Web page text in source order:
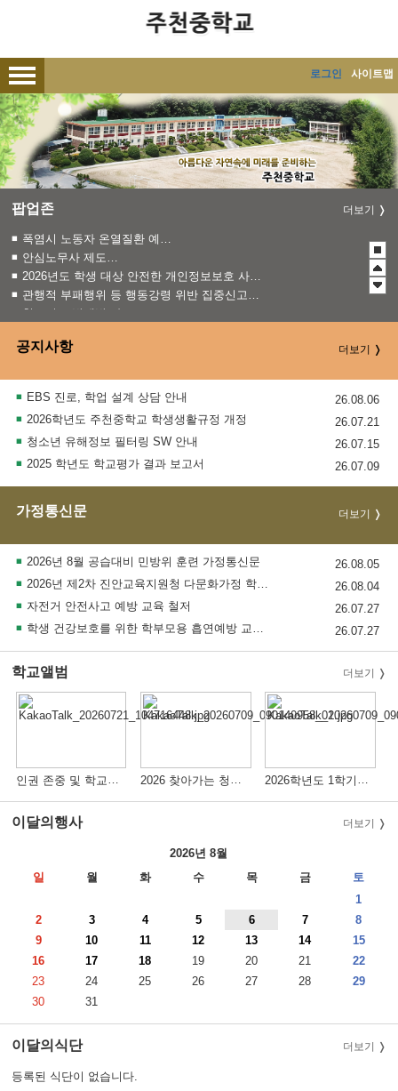
로그인 사이트맵
팝업존 더보기
청소년 도박예방 카드뉴스
관행적 부패행위 등 행동강령 위반 집중신고기간 운영
2026년도 학생 대상 안전한 개인정보보호 사례 공모전
안심노무사 제도 홍보
폭염시 노동자 온열질환 예방수칙
공지사항 더보기
EBS 진로, 학업 설계 상담 안내
26.08.06
2026학년도 주천중학교 학생생활규정 개정
26.07.21
청소년 유해정보 필터링 SW 안내
26.07.15
2025 학년도 학교평가 결과 보고서
26.07.09
가정통신문 더보기
2026년 8월 공습대비 민방위 훈련 가정통신문
26.08.05
2026년 제2차 진안교육지원청 다문화가정 학부모연수 안내
26.08.04
자전거 안전사고 예방 교육 철저
26.07.27
학생 건강보호를 위한 학부모용 흡연예방 교육자료 배포 및 활용(7월
26.07.27
학교앨범 더보기
인권 존중 및 학교폭력예방을 위한 전교생 생일찾아주기 행사 2026 찾아가는 청소년 진로체험 프로그램 교과융합수업 2026학년도 1학기 2차시험 자유학기 활동(1~3일차)
이달의행사 더보기
2026년 8월
일
월 화 수 목 금
토
1
2
3 4 5 6 7
8
9
10 11 12 13 14
15
16
17 18 19 20 21
22
23
24 25 26 27 28
29
30
31
이달의식단 더보기
등록된 식단이 없습니다.